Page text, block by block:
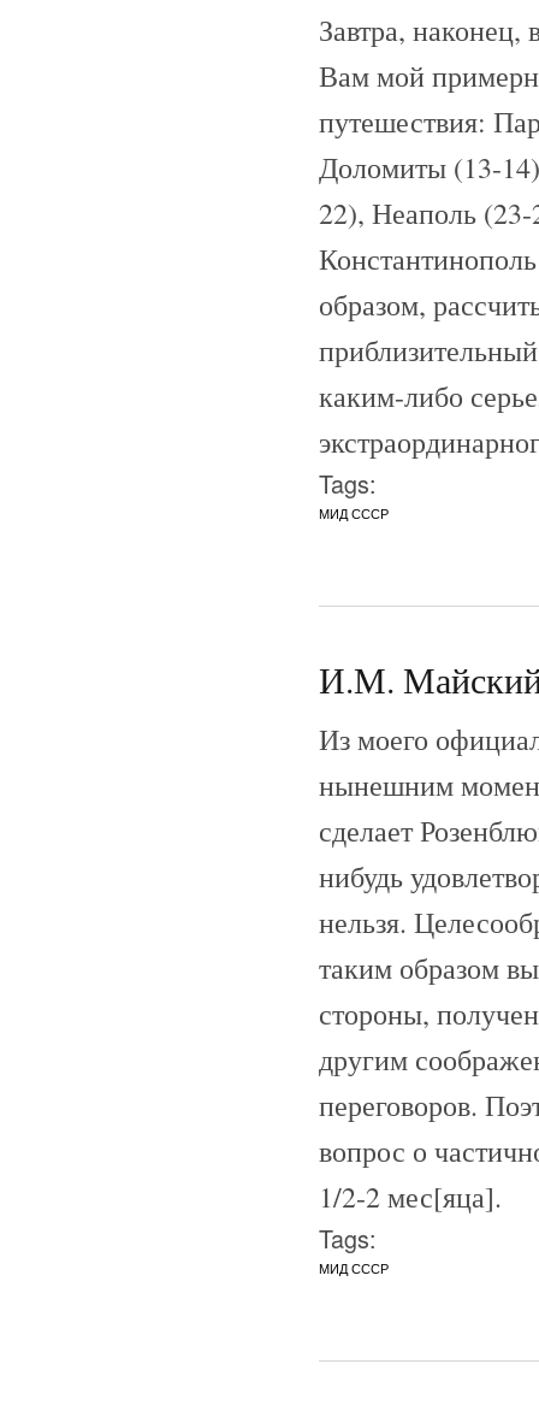
Завтра,
Вам мой
путешествия:
Доломиты (13-
22), Неаполь
образом,
каким-либо
Tags:
МИД СССР
И.М. Майский
Из моего
нынешним
сделает
нибудь
нельзя.
таким образом
стороны,
другим
переговоров.
вопрос о
1/2-2 мес[яца].
Tags:
МИД СССР